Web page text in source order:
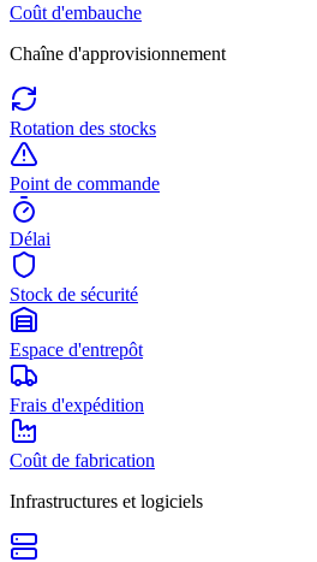
Coût d'embauche
Chaîne d'approvisionnement
Rotation des stocks
Point de commande
Délai
Stock de sécurité
Espace d'entrepôt
Frais d'expédition
Coût de fabrication
Infrastructures et logiciels